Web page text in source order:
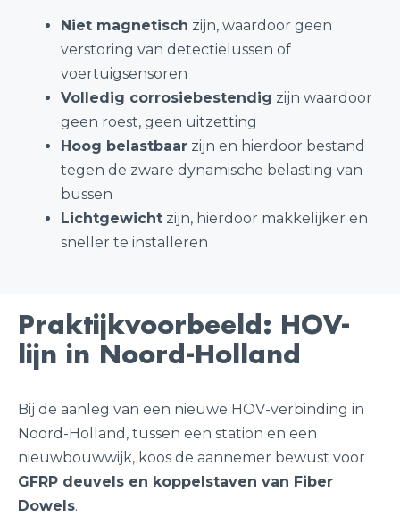
Niet magnetisch zijn, waardoor geen
verstoring van detectielussen of
voertuigsensoren
Volledig corrosiebestendig zijn waardoor
geen roest, geen uitzetting
Hoog belastbaar zijn en hierdoor bestand
tegen de zware dynamische belasting van
bussen
Lichtgewicht zijn, hierdoor makkelijker en
sneller te installeren
Praktijkvoorbeeld: HOV-
lijn in Noord-Holland
Bij de aanleg van een nieuwe HOV-verbinding in
Noord-Holland, tussen een station en een
nieuwbouwwijk, koos de aannemer bewust voor
GFRP deuvels en koppelstaven van Fiber
Dowels.